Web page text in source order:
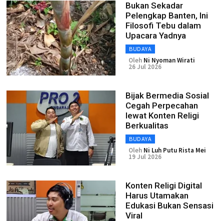
Bukan Sekadar
Pelengkap Banten, Ini
Filosofi Tebu dalam
Upacara Yadnya
BUDAYA
Oleh Ni Nyoman Wirati
26 Jul 2026
Bijak Bermedia Sosial
Cegah Perpecahan
lewat Konten Religi
Berkualitas
BUDAYA
Oleh Ni Luh Putu Rista Mei
19 Jul 2026
Konten Religi Digital
Harus Utamakan
Edukasi Bukan Sensasi
Viral